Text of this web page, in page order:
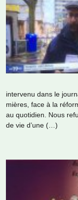
inter­venu dans le
miè­res, face à la
au quo­ti­dien. Nous
de vie d’une (…)